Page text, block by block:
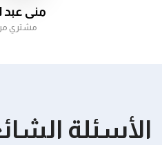
منى عبد
مشتري من
الأسئلة